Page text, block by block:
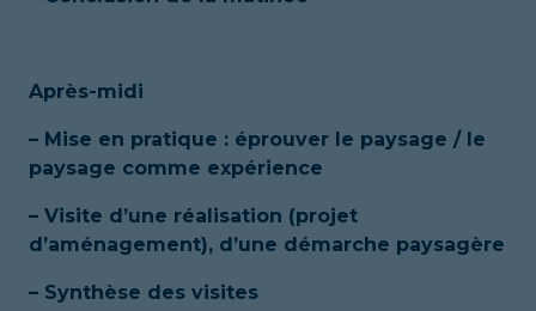
Après-midi
– Mise en pratique : éprouver le paysage / le
paysage comme expérience
– Visite d’une réalisation (projet
d’aménagement), d’une démarche paysagère
– Synthèse des visites